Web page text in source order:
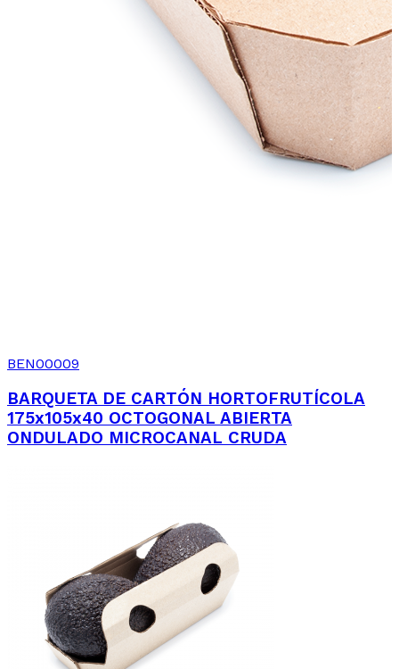
BEN00009
BARQUETA DE CARTÓN HORTOFRUTÍCOLA
175x105x40 OCTOGONAL ABIERTA
ONDULADO MICROCANAL CRUDA